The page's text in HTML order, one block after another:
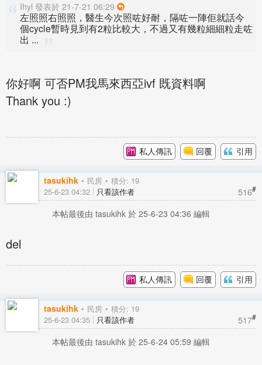
Ihyl 發表於 21-7-21 06:29
左照照右照照，醫生今次照咗好耐，隔咗一陣佢就話今
個cycle暫時見到有2粒比較大，不過又有幾粒細細粒走咗
出 ...
你好啊 可否PM我馬來西亞ivf 既資料啊
Thank you :)
私人傳訊 回覆 引用
tasukihk 民房 積分: 19
516#
25-6-23 04:32 只看該作者
本帖最後由 tasukihk 於 25-6-23 04:36 編輯
del
私人傳訊 回覆 引用
tasukihk 民房 積分: 19
517#
25-6-23 04:35 只看該作者
本帖最後由 tasukihk 於 25-6-24 05:59 編輯